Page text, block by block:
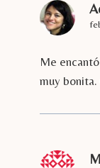
Me
muy bonita.